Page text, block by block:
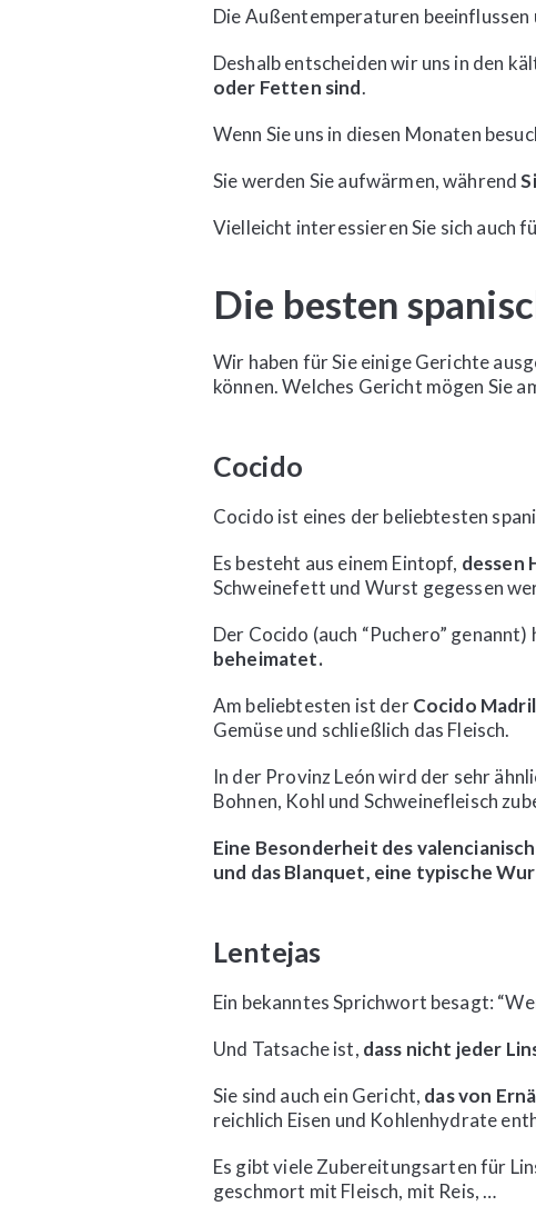
Die Außentemperaturen beeinflussen
Deshalb entscheiden wir uns in den
oder Fetten sind.
Wenn Sie uns in diesen Monaten
Sie werden Sie aufwärmen, während
Vielleicht interessieren Sie sich auch
Die besten
Wir haben für Sie einige Gerichte
können. Welches Gericht mögen Sie
Cocido
Cocido ist eines der beliebtesten
Es besteht aus einem Eintopf, dessen
Schweinefett und Wurst gegessen
Der Cocido (auch “Puchero”
beheimatet.
Am beliebtesten ist derCocido
Gemüse und schließlich das Fleisch.
In der Provinz León wird der sehr
Bohnen, Kohl und Schweinefleisch
Eine Besonderheit des
und das Blanquet, eine typische
Lentejas
Ein bekanntes Sprichwort besagt:
Und Tatsache ist, dass nicht jeder
Sie sind auch ein Gericht, das von
reichlich Eisen und Kohlenhydrate
Es gibt viele Zubereitungsarten für
geschmort mit Fleisch, mit Reis, …